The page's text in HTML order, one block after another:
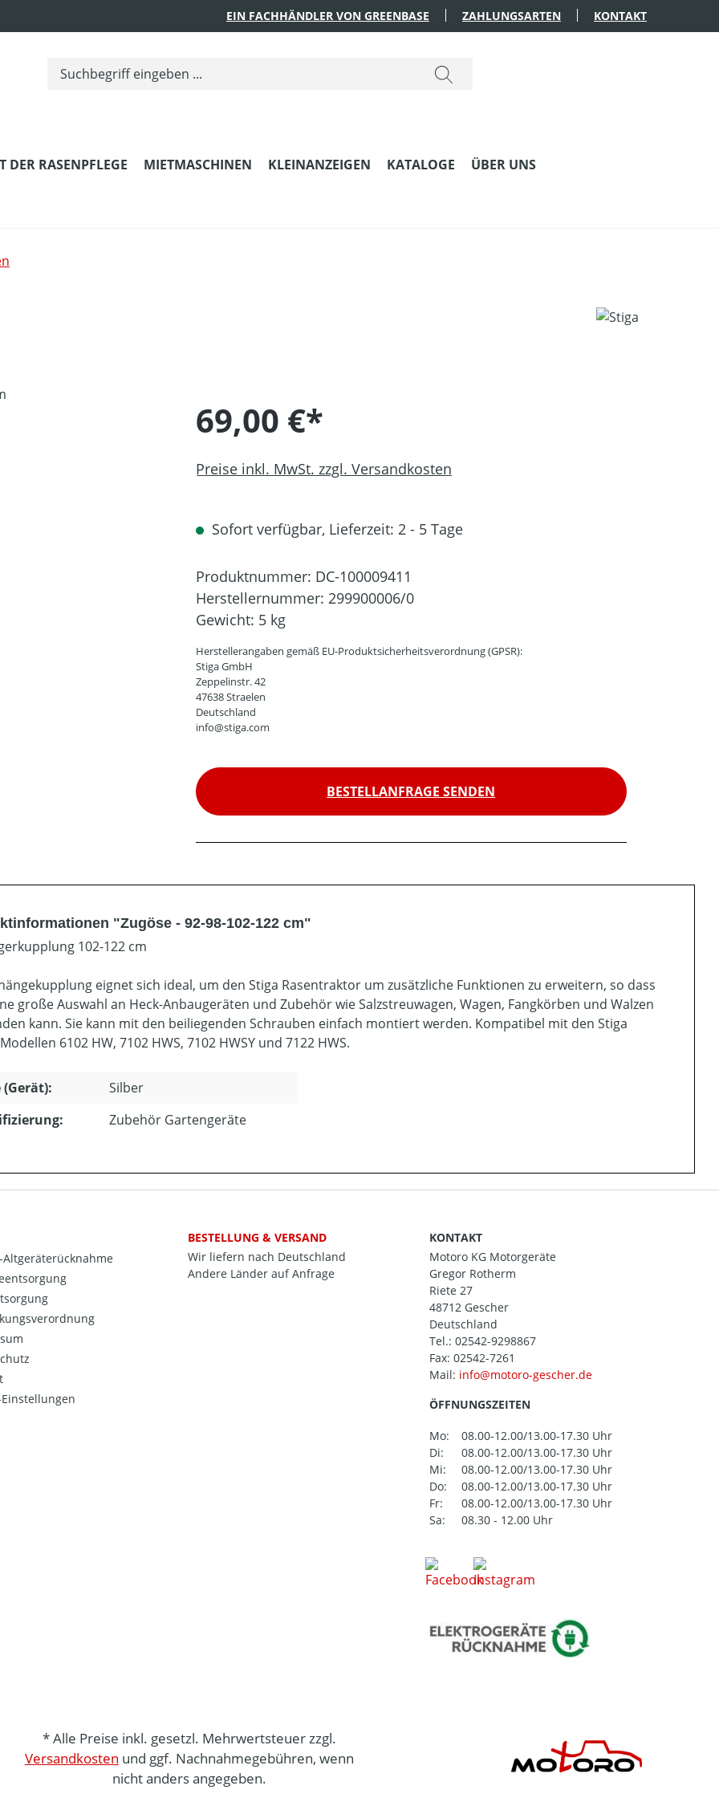
EIN FACHHÄNDLER VON GREENBASE ZAHLUNGSARTEN KONTAKT
DER RASENPFLEGE MIETMASCHINEN KLEINANZEIGEN KATALOGE ÜBER UNS
69,00 €*
Preise inkl. MwSt. zzgl. Versandkosten
Sofort verfügbar, Lieferzeit: 2 - 5 Tage
Produktnummer: DC-100009411
Herstellernummer: 299900006/0
Gewicht: 5 kg
Herstellerangaben gemäß EU-Produktsicherheitsverordnung (GPSR):
Stiga GmbH
Zeppelinstr. 42
47638 Straelen
Deutschland
info@stiga.com
BESTELLANFRAGE SENDEN
"Zugöse - 92-98-102-122 cm"
102-122 cm
eignet sich ideal, um den Stiga Rasentraktor um zusätzliche Funktionen zu erweitern, so dass
große Auswahl an Heck-Anbaugeräten und Zubehör wie Salzstreuwagen, Wagen, Fangkörben und Walzen
kann. Sie kann mit den beiliegenden Schrauben einfach montiert werden. Kompatibel mit den Stiga
6102 HW, 7102 HWS, 7102 HWSY und 7122 HWS.
(Gerät):
Silber
Zubehör Gartengeräte
Altgeräterücknahme
Einstellungen
BESTELLUNG & VERSAND
Wir liefern nach Deutschland
Andere Länder auf Anfrage
KONTAKT
Motoro KG Motorgeräte
Gregor Rotherm
Riete 27
48712 Gescher
Deutschland
Tel.: 02542-9298867
Fax: 02542-7261
Mail:
ÖFFNUNGSZEITEN
Mo:
08.00-12.00/13.00-17.30 Uhr
Di:
08.00-12.00/13.00-17.30 Uhr
Mi:
08.00-12.00/13.00-17.30 Uhr
Do:
08.00-12.00/13.00-17.30 Uhr
Fr:
08.00-12.00/13.00-17.30 Uhr
Sa:
08.30 - 12.00 Uhr
* Alle Preise inkl. gesetzl. Mehrwertsteuer zzgl.
Versandkosten und ggf. Nachnahmegebühren, wenn
nicht anders angegeben.